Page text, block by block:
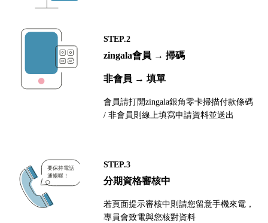
STEP.2
zingala會員 → 掃碼
非會員 → 填單
會員請打開zingala銀角零卡掃描付款條碼
/ 非會員則線上填寫申請資料並送出
STEP.3
分期資格審核中
若頁面提示審核中則請您留意手機來電，
專員會致電與您核對資料